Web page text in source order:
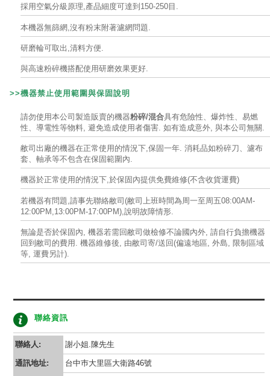
採用空氣分級原理,產品細度可達到150-250目.
本機器無篩網,沒有粉末附著濾網問題.
研磨輪可取出,清料方便.
與高速粉碎機搭配使用研磨效果更好.
>>機器禁止使用範圍與保固說明
請勿使用本公司製造販賣的機器粉碎/混合具有危險性、爆炸性、易燃
性、導電性等物料, 避免造成使用者傷害. 如有造成意外, 與本公司無關.
敝司出廠的機器在正常使用的情況下,保固一年. 消耗品如粉碎刀、濾布
套、軸承等不包含在保固範圍內.
機器於正常使用的情況下,於保固內提供免費維修(不含收貨運費)
若機器有問題,請事先聯絡敝司(敝司上班時間為周一至周五08:00AM-
12:00PM,13:00PM-17:00PM),說明故障情形.
無論是否於保固內, 機器若需回敝司做檢修不論國內外, 請自行負擔機器
回到敝司的費用. 機器維修後, 由敝司寄/送回(偏遠地區, 外島, 限制區域
等, 運費另計).
聯絡資訊
聯絡人: 謝小姐.陳先生
通訊地址: 台中巿大里區大衛路46號